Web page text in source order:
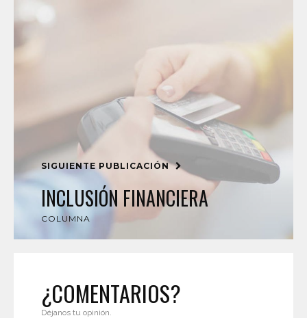
SIGUIENTE PUBLICACIÓN
INCLUSIÓN FINANCIERA
COLUMNA
¿COMENTARIOS?
Déjanos tu opinión.